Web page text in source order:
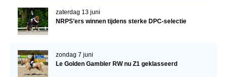
Verrichtingsonderzoek 2021-2022
Sport
zaterdag 13 juni
NRPS’ers winnen tijdens sterke DPC-selectie
zondag 7 juni
Le Golden Gambler RW nu Z1 geklasseerd